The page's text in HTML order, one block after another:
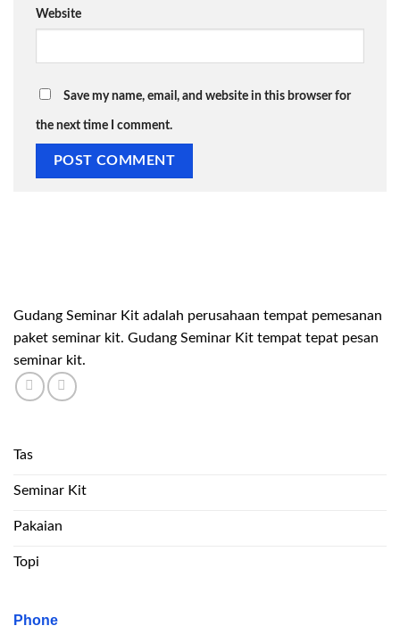
Website
Save my name, email, and website in this browser for
the next time I comment.
Gudang Seminar Kit adalah perusahaan tempat pemesanan
paket seminar kit. Gudang Seminar Kit tempat tepat pesan
seminar kit.
Tas
Seminar Kit
Pakaian
Topi
Phone